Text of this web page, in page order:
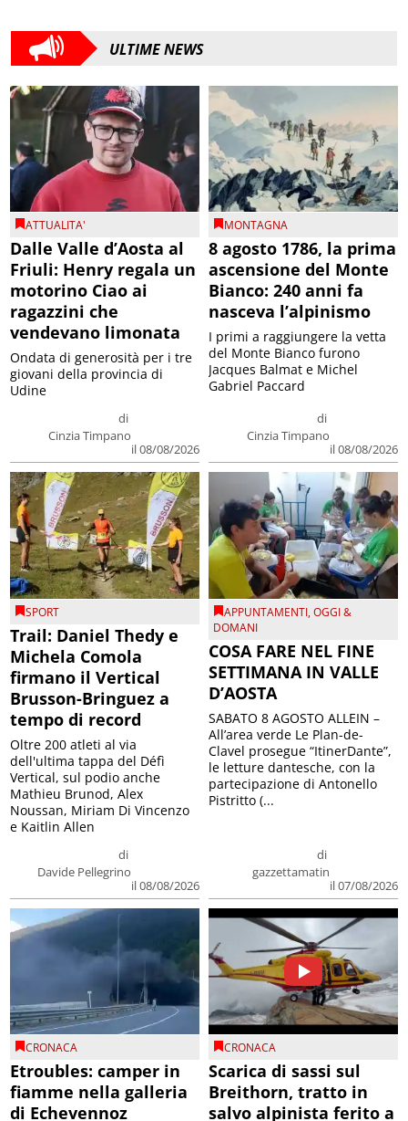
ULTIME NEWS
ATTUALITA'
Dalle Valle d’Aosta al
Friuli: Henry regala un
motorino Ciao ai
ragazzini che
vendevano limonata
di
Cinzia Timpano
il 08/08/2026
Ondata di generosità per i tre
giovani della provincia di
Udine
MONTAGNA
8 agosto 1786, la prima
ascensione del Monte
Bianco: 240 anni fa
nasceva l’alpinismo
di
Cinzia Timpano
il 08/08/2026
I primi a raggiungere la vetta
del Monte Bianco furono
Jacques Balmat e Michel
Gabriel Paccard
SPORT
Trail: Daniel Thedy e
Michela Comola
firmano il Vertical
Brusson-Bringuez a
tempo di record
di
Davide Pellegrino
il 08/08/2026
Oltre 200 atleti al via
dell'ultima tappa del Défì
Vertical, sul podio anche
Mathieu Brunod, Alex
Noussan, Miriam Di Vincenzo
e Kaitlin Allen
APPUNTAMENTI,OGGI &
DOMANI
COSA FARE NEL FINE
SETTIMANA IN VALLE
D’AOSTA
di
gazzettamatin
il 07/08/2026
SABATO 8 AGOSTO ALLEIN –
All’area verde Le Plan-de-
Clavel prosegue “ItinerDante”,
le letture dantesche, con la
partecipazione di Antonello
Pistritto (...
CRONACA
Etroubles: camper in
fiamme nella galleria
di Echevennoz
CRONACA
Scarica di sassi sul
Breithorn, tratto in
salvo alpinista ferito a